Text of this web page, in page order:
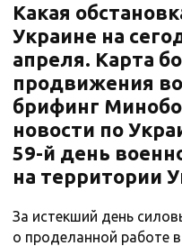
Какая
Украине на
апреля. Карта
продвижения
брифинг
новости по
59-й день
на территории
За истекший день
о проделанной работе